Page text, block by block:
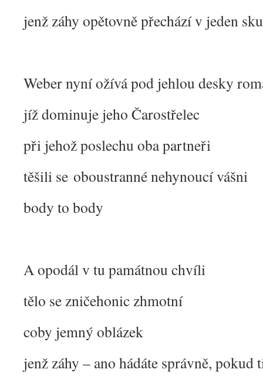
jenž záhy opětovně přechází v jeden
Weber nyní ožívá pod jehlou desky
jíž dominuje jeho Čarostřelec
při jehož poslechu oba partneři
těšili se oboustranné nehynoucí vášni
body to body
A opodál v tu památnou chvíli
tělo se zničehonic zhmotní
coby jemný oblázek
jenž záhy – ano hádáte správně,